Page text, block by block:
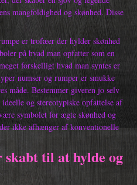
mangfoldighed og skønhed. Disse
er trofæer der hylder skønhed
på hvad man opfatter som en
forskelligt hvad man syntes er
numser og rumper er smukke
måde. Bestemmer giveren jo selv
og stereotypiske opfattelse af
symbolet for ægte skønhed og
ikke afhænger af konventionelle
til at hylde og